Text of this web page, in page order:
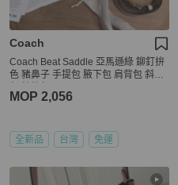
Coach
Coach Beat Saddle 亞馬遜綠 鉚釘拚
色 豬鼻子 手提包 腋下包 肩背包 斜背
MOP 2,056
全新品 台灣 免運